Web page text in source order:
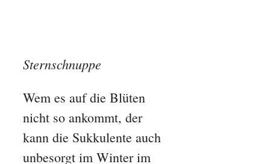
Sternschnuppe
Wem es auf die Blüten
nicht so ankommt, der
kann die Sukkulente auch
unbesorgt im Winter im